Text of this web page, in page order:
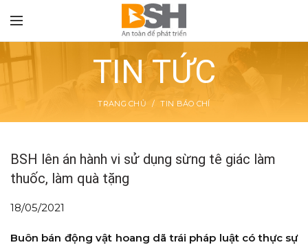
TIN TỨC
TRANG CHỦ TIN BÁO CHÍ
BSH lên án hành vi sử dụng sừng tê giác làm
thuốc, làm quà tặng
18/05/2021
Buôn bán động vật hoang dã trái pháp luật có thực sự